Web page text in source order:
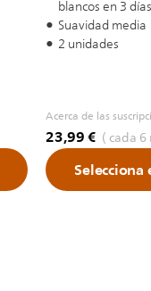
blancos en 3
Suavidad media
2 unidades
Acerca de las
23,99 € ( cada 6